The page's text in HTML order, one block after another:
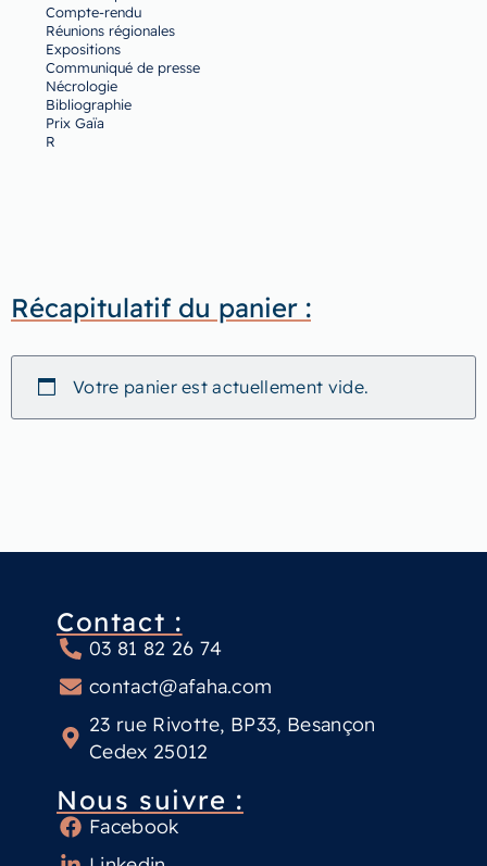
Compte-rendu
Réunions régionales
Expositions
Communiqué de presse
Nécrologie
Bibliographie
Prix Gaïa
R
Récapitulatif du panier :
Votre panier est actuellement vide.
Contact :
03 81 82 26 74
contact@afaha.com
23 rue Rivotte, BP33, Besançon
Cedex 25012
Nous suivre :
Facebook